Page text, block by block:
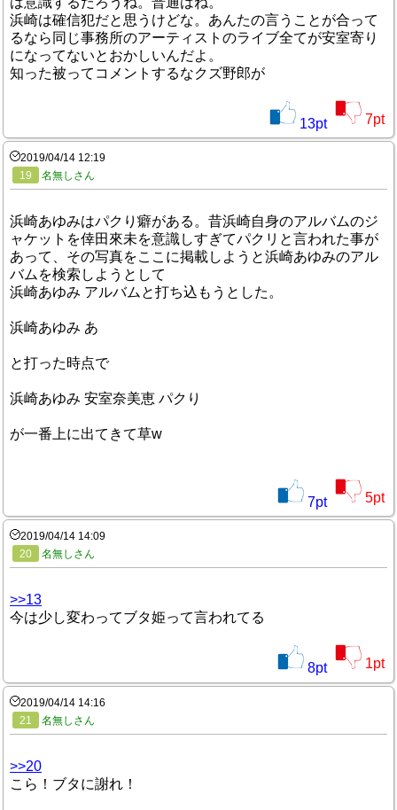
浜崎は確信犯だと思うけどな。あんたの言うことが合って
るなら同じ事務所のアーティストのライブ全てが安室寄り
になってないとおかしいんだよ。
知った被ってコメントするなクズ野郎が
13pt 7pt
2019/04/14 12:19
19
名無しさん
浜崎あゆみはパクり癖がある。昔浜崎自身のアルバムのジ
ャケットを倖田來未を意識しすぎてパクリと言われた事が
あって、その写真をここに掲載しようと浜崎あゆみのアル
バムを検索しようとして
浜崎あゆみ アルバムと打ち込もうとした。
浜崎あゆみ あ
と打った時点で
浜崎あゆみ 安室奈美恵 パクり
が一番上に出てきて草w
7pt 5pt
2019/04/14 14:09
20
名無しさん
>>13
今は少し変わってブタ姫って言われてる
8pt 1pt
2019/04/14 14:16
21
名無しさん
>>20
こら！ブタに謝れ！